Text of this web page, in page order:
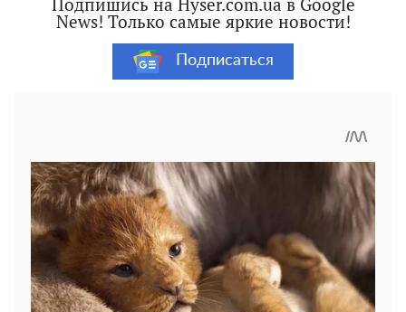
News! Только самые яркие новости!
Подписаться